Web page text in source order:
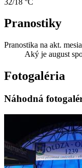
Pranostiky
Pranostika na akt.
Aký je august
Fotogaléria
Náhodná